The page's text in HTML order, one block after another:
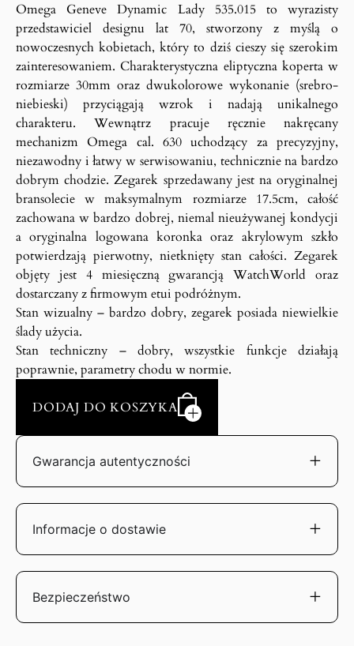
Omega Geneve Dynamic Lady 535.015 to wyrazisty
przedstawiciel designu lat 70, stworzony z myślą o
nowoczesnych kobietach, który to dziś cieszy się szerokim
zainteresowaniem. Charakterystyczna eliptyczna koperta w
rozmiarze 30mm oraz dwukolorowe wykonanie (srebro-
niebieski) przyciągają wzrok i nadają unikalnego
charakteru. Wewnątrz pracuje ręcznie nakręcany
mechanizm Omega cal. 630 uchodzący za precyzyjny,
niezawodny i łatwy w serwisowaniu, technicznie na bardzo
dobrym chodzie. Zegarek sprzedawany jest na oryginalnej
bransolecie w maksymalnym rozmiarze 17.5cm, całość
zachowana w bardzo dobrej, niemal nieużywanej kondycji
a oryginalna logowana koronka oraz akrylowym szkło
potwierdzają pierwotny, nietknięty stan całości. Zegarek
objęty jest 4 miesięczną gwarancją WatchWorld oraz
dostarczany z firmowym etui podróżnym.
Stan wizualny – bardzo dobry, zegarek posiada niewielkie
ślady użycia.
Stan techniczny – dobry, wszystkie funkcje działają
poprawnie, parametry chodu w normie.
DODAJ DO KOSZYKA
Gwarancja autentyczności
Informacje o dostawie
Bezpieczeństwo